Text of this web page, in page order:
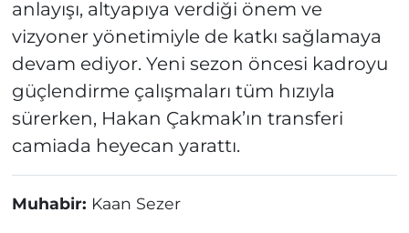
anlayışı, altyapıya verdiği önem ve
vizyoner yönetimiyle de katkı sağlamaya
devam ediyor. Yeni sezon öncesi kadroyu
güçlendirme çalışmaları tüm hızıyla
sürerken, Hakan Çakmak’ın transferi
camiada heyecan yarattı.
Muhabir: Kaan Sezer